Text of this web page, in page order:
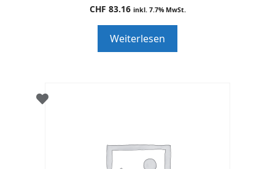
0
o
o
f
5
CHF 83.16 inkl. 7.7% MwSt.
Weiterlesen